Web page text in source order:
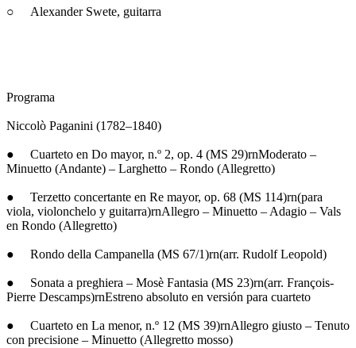
○ Alexander Swete, guitarra
Programa
Niccolò Paganini (1782–1840)
● Cuarteto en Do mayor, n.º 2, op. 4 (MS 29)rnModerato –
Minuetto (Andante) – Larghetto – Rondo (Allegretto)
● Terzetto concertante en Re mayor, op. 68 (MS 114)rn(para
viola, violonchelo y guitarra)rnAllegro – Minuetto – Adagio – Vals
en Rondo (Allegretto)
● Rondo della Campanella (MS 67/1)rn(arr. Rudolf Leopold)
● Sonata a preghiera – Mosè Fantasia (MS 23)rn(arr. François-
Pierre Descamps)rnEstreno absoluto en versión para cuarteto
● Cuarteto en La menor, n.º 12 (MS 39)rnAllegro giusto – Tenuto
con precisione – Minuetto (Allegretto mosso)